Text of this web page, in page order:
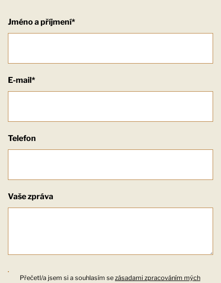
Jméno a příjmení*
E-mail*
Telefon
Vaše zpráva
Přečetl/a jsem si a souhlasím se zásadami zpracováním mých